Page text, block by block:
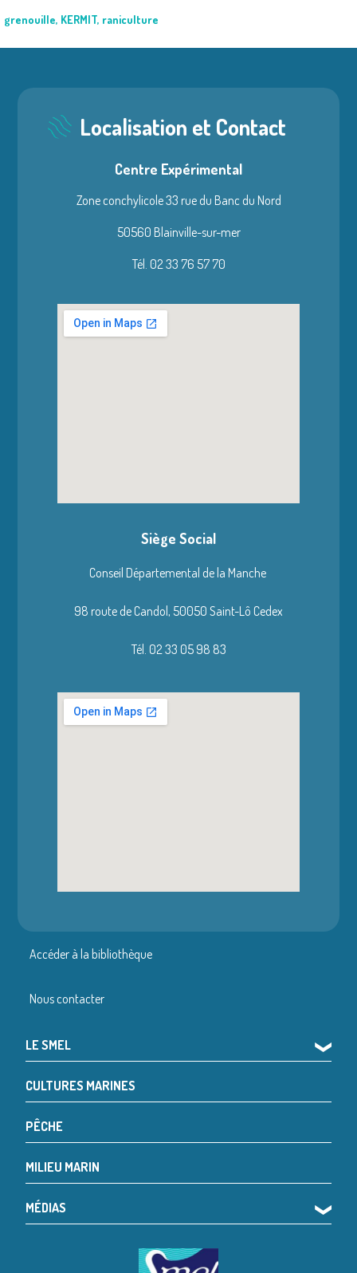
grenouille, KERMIT, raniculture
Localisation et Contact
Centre Expérimental
Zone conchylicole 33 rue du Banc du Nord
50560 Blainville-sur-mer
Tél. 02 33 76 57 70
Siège Social
Conseil Départemental de la Manche
98 route de Candol, 50050 Saint-Lô Cedex
Tél. 02 33 05 98 83
Accéder à la bibliothèque
Nous contacter
LE SMEL ❯
CULTURES MARINES
PÊCHE
MILIEU MARIN
MÉDIAS ❯